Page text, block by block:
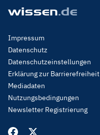
Footer
Menu
Legal
Impressum
Datenschutz
Datenschutzeinstellungen
Erklärung zur Barrierefreiheit
Mediadaten
Nutzungsbedingungen
Newsletter Registrierung